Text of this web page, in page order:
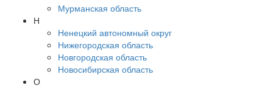
Мурманская область
Н
Ненецкий автономный округ
Нижегородская область
Новгородская область
Новосибирская область
О